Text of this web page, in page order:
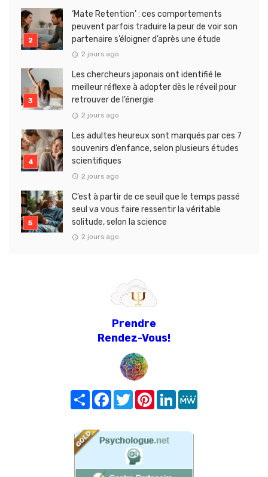
‘Mate Retention’ : ces comportements
peuvent parfois traduire la peur de voir son
partenaire s’éloigner d’après une étude
2 jours ago
Les chercheurs japonais ont identifié le
meilleur réflexe à adopter dès le réveil pour
retrouver de l’énergie
2 jours ago
Les adultes heureux sont marqués par ces 7
souvenirs d’enfance, selon plusieurs études
scientifiques
2 jours ago
C’est à partir de ce seuil que le temps passé
seul va vous faire ressentir la véritable
solitude, selon la science
2 jours ago
Prendre
Rendez-Vous!
Share FacebookTwitterPinterest
LinkedIn